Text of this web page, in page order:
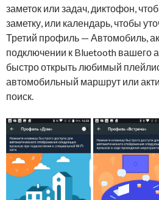
заметок или задач, диктофон,
заметку, или календарь, чтобы
Третий профиль — Автомобиль,
подключении к Bluetooth вашего
быстро открыть любимый
автомобильный маршрут или
поиск.